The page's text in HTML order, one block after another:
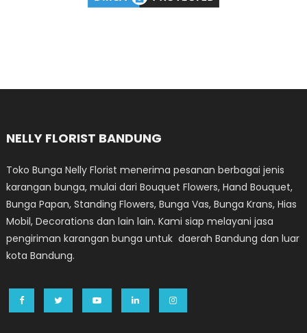
NELLY FLORIST BANDUNG
Toko Bunga Nelly Florist menerima pesanan berbagai jenis
karangan bunga, mulai dari Bouquet Flowers, Hand Bouquet,
Bunga Papan, Standing Flowers, Bunga Vas, Bunga Krans, Hias
Mobil, Decorations dan lain lain. Kami siap melayani jasa
pengiriman karangan bunga untuk daerah Bandung dan luar
kota Bandung.